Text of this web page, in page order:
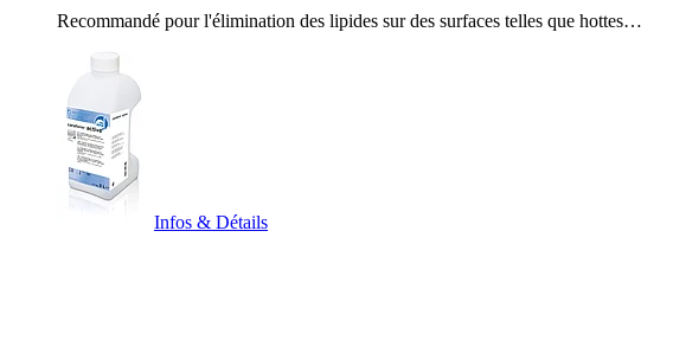
Recommandé pour l'élimination des lipides sur des surfaces telles que hottes…
Infos & Détails